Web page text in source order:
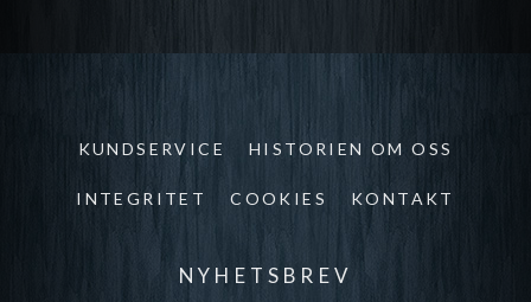
KUNDSERVICE HISTORIEN OM OSS
INTEGRITET COOKIES KONTAKT
NYHETSBREV